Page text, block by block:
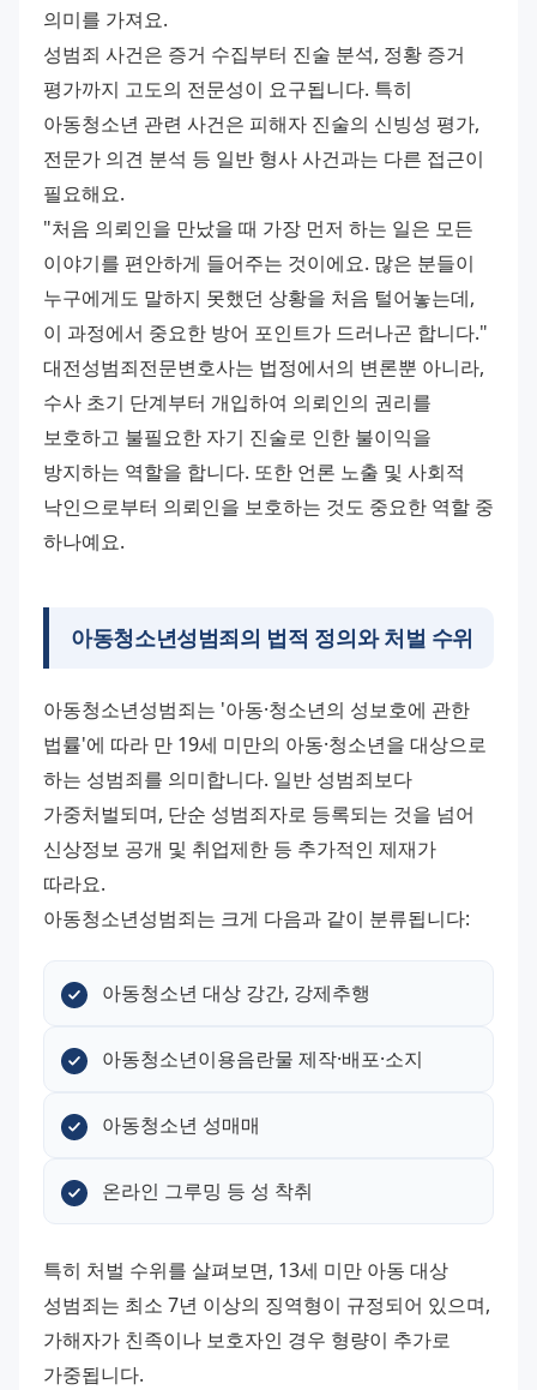
의미를 가져요.
성범죄 사건은 증거 수집부터 진술 분석, 정황 증거
평가까지 고도의 전문성이 요구됩니다. 특히
아동청소년 관련 사건은 피해자 진술의 신빙성 평가,
전문가 의견 분석 등 일반 형사 사건과는 다른 접근이
필요해요.
"처음 의뢰인을 만났을 때 가장 먼저 하는 일은 모든
이야기를 편안하게 들어주는 것이에요. 많은 분들이
누구에게도 말하지 못했던 상황을 처음 털어놓는데,
이 과정에서 중요한 방어 포인트가 드러나곤 합니다."
대전성범죄전문변호사는 법정에서의 변론뿐 아니라,
수사 초기 단계부터 개입하여 의뢰인의 권리를
보호하고 불필요한 자기 진술로 인한 불이익을
방지하는 역할을 합니다. 또한 언론 노출 및 사회적
낙인으로부터 의뢰인을 보호하는 것도 중요한 역할 중
하나예요.
아동청소년성범죄의 법적 정의와 처벌 수위
아동청소년성범죄는 '아동·청소년의 성보호에 관한
법률'에 따라 만 19세 미만의 아동·청소년을 대상으로
하는 성범죄를 의미합니다. 일반 성범죄보다
가중처벌되며, 단순 성범죄자로 등록되는 것을 넘어
신상정보 공개 및 취업제한 등 추가적인 제재가
따라요.
아동청소년성범죄는 크게 다음과 같이 분류됩니다:
아동청소년 대상 강간, 강제추행
아동청소년이용음란물 제작·배포·소지
아동청소년 성매매
온라인 그루밍 등 성 착취
특히 처벌 수위를 살펴보면, 13세 미만 아동 대상
성범죄는 최소 7년 이상의 징역형이 규정되어 있으며,
가해자가 친족이나 보호자인 경우 형량이 추가로
가중됩니다.